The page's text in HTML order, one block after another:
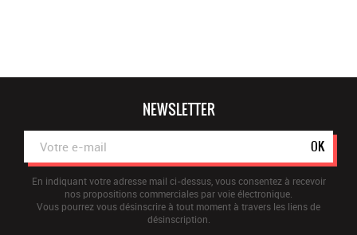
NEWSLETTER
OK
En indiquant votre adresse mail ci-dessus, vous consentez à recevoir
nos propositions commerciales par voie électronique.
Vous pourrez vous désinscrire à tout moment à travers les liens de
désinscription.